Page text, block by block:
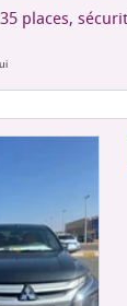
places,